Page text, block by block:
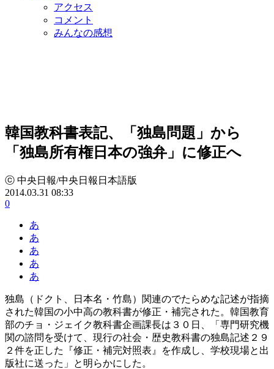
アクセス
コメント
みんなの感想
韓国教科書表記、「独島問題」から
「独島所有権日本の強弁」に修正へ
ⓒ 中央日報/中央日報日本語版
2014.03.31 08:33
0
あ
あ
あ
あ
あ
独島（ドクト、日本名・竹島）関連のでたらめな記述が指摘
された韓国の小中高の教科書が修正・補完された。韓国教育
部のチョ・ジェイク教科書企画課長は３０日、「専門研究機
関の諮問を受けて、現行の社会・歴史教科書の独島記述２９
２件を正した『修正・補完対照表』を作成し、学校現場と出
版社に送った」と明らかにした。